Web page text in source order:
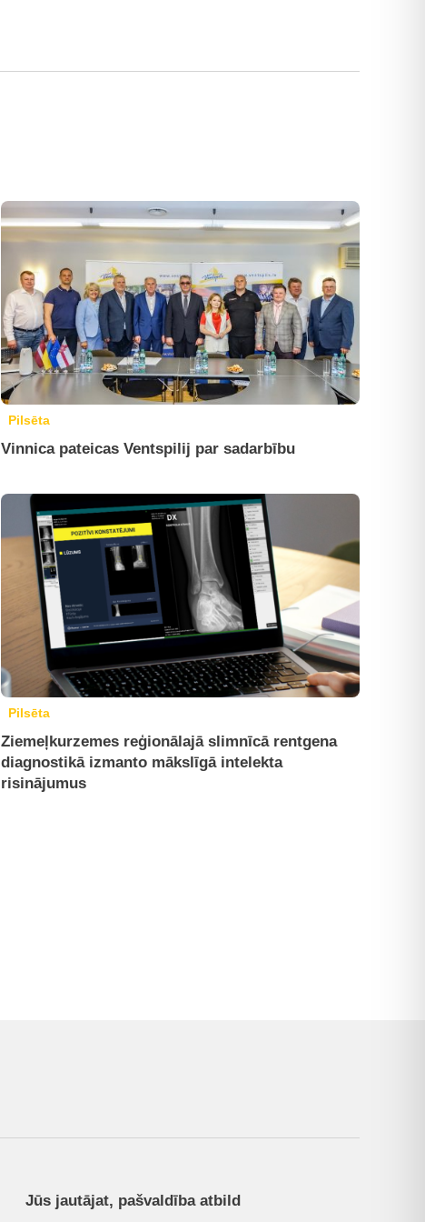
Pilsēta
Vinnica pateicas Ventspilij par sadarbību
Pilsēta
Ziemeļkurzemes reģionālajā slimnīcā rentgena
diagnostikā izmanto mākslīgā intelekta
risinājumus
Jūs jautājat, pašvaldība atbild